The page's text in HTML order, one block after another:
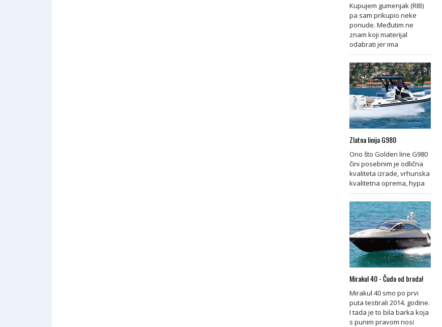
Kupujem gumenjak (RIB)
pa sam prikupio neke
ponude. Međutim ne
znam koji materijal
odabrati jer ima
Zlatna linija G980
Ono što Golden line G980
čini posebnim je odlična
kvaliteta izrade, vrhunska
kvalitetna oprema, hypa
Mirakul 40 - Čudo od broda!
Mirakul 40 smo po prvi
puta testirali 2014. godine.
I tada je to bila barka koja
s punim pravom nosi